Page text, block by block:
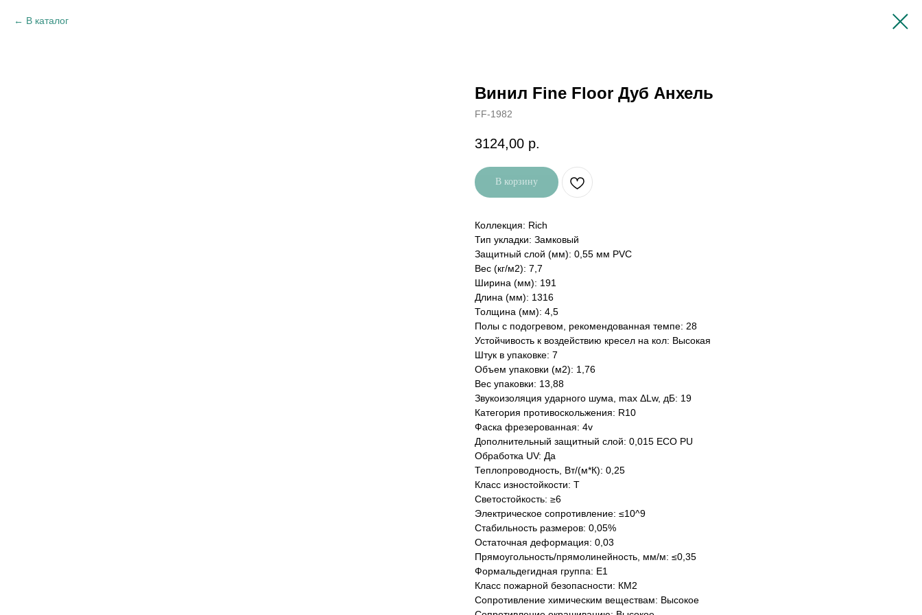
В каталог
Винил Fine Floor Дуб Анхель
FF-1982
3124,00 р.
В корзину
Коллекция: Rich
Тип укладки: Замковый
Защитный слой (мм): 0,55 мм PVC
Вес (кг/м2): 7,7
Ширина (мм): 191
Длина (мм): 1316
Толщина (мм): 4,5
Полы с подогревом, рекомендованная темпе: 28
Устойчивость к воздействию кресел на кол: Высокая
Штук в упаковке: 7
Объем упаковки (м2): 1,76
Вес упаковки: 13,88
Звукоизоляция ударного шума, max ΔLw, дБ: 19
Категория противоскольжения: R10
Фаска фрезерованная: 4v
Дополнительный защитный слой: 0,015 ECO PU
Обработка UV: Да
Теплопроводность, Вт/(м*К): 0,25
Класс изностойкости: Т
Светостойкость: ≥6
Электрическое сопротивление: ≤10^9
Стабильность размеров: 0,05%
Остаточная деформация: 0,03
Прямоугольность/прямолинейность, мм/м: ≤0,35
Формальдегидная группа: Е1
Класс пожарной безопасности: КМ2
Сопротивление химическим веществам: Высокое